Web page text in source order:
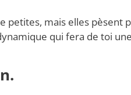
petites, mais elles pèsent
qui fera de toi